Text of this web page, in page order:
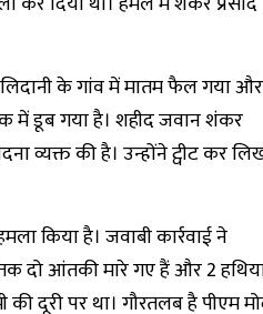
के गांव में मातम फैल गया और
में डूब गया है। शहीद जवान शंकर
व्यक्त की है। उन्होंने ट्वीट कर
किया है। जवाबी कार्रवाई ने
दो आंतकी मारे गए हैं और 2
दूरी पर था। गौरतलब है पीएम